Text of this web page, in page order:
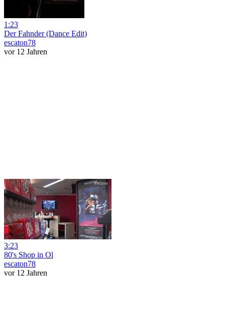
1:23
Der Fahnder (Dance Edit)
escaton78
vor 12 Jahren
3:23
80's Shop in Ol
escaton78
vor 12 Jahren